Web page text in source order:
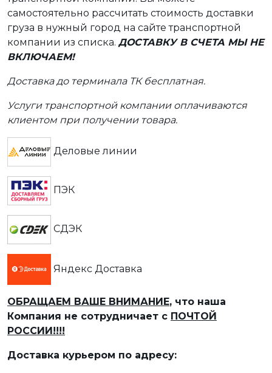
самостоятельно рассчитать стоимость доставки
груза в нужный город на сайте транспортной
компании из списка. ДОСТАВКУ В СЧЕТА МЫ НЕ
ВКЛЮЧАЕМ!
Доставка до терминала ТК бесплатная.
Услуги транспортной компании оплачиваются
клиентом при получении товара.
Деловые линии
ПЭК
СДЭК
Яндекс Доставка
ОБРАЩАЕМ ВАШЕ ВНИМАНИЕ, что наша
Компания не сотрудничает с ПОЧТОЙ
РОССИИ!!!!
Доставка курьером по адресу: